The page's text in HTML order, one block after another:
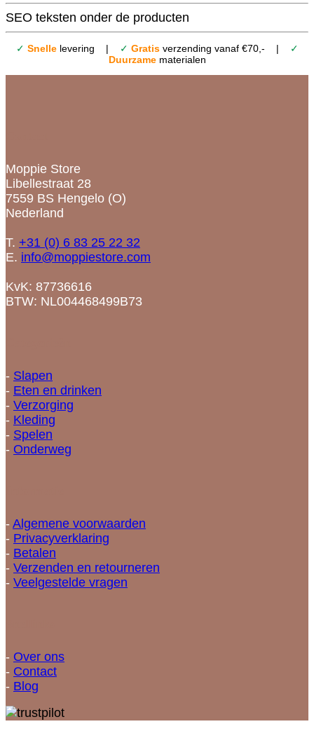
SEO teksten onder de producten
✓ Snellelevering | ✓ Gratisverzending vanaf €70,- |
✓
Duurzamematerialen
Moppie Store
Libellestraat 28
7559 BS Hengelo (O)
Nederland
T. +31 (0) 6 83 25 22 32
E. info@moppiestore.com
KvK: 87736616
BTW: NL004468499B73
- Slapen
- Eten en drinken
- Verzorging
- Kleding
- Spelen
- Onderweg
- Algemene voorwaarden
- Privacyverklaring
- Betalen
- Verzenden en retourneren
- Veelgestelde vragen
- Over ons
- Contact
- Blog